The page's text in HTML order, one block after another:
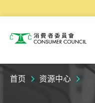
消费者委员会
首页 资源中心